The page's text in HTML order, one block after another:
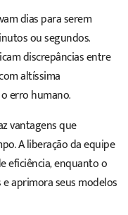
dias para serem
ou segundos.
discrepâncias entre
altíssima
erro humano.
vantagens que
A liberação da equipe
eficiência, enquanto o
aprimora seus modelos